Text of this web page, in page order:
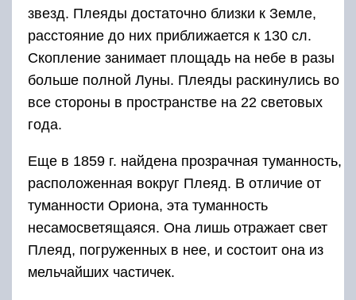
звезд. Плеяды достаточно близки к Земле,
расстояние до них приближается к 130 сл.
Скопление занимает площадь на небе в разы
больше полной Луны. Плеяды раскинулись во
все стороны в пространстве на 22 световых
года.
Еще в 1859 г. найдена прозрачная туманность,
расположенная вокруг Плеяд. В отличие от
туманности Ориона, эта туманность
несамосветящаяся. Она лишь отражает свет
Плеяд, погруженных в нее, и состоит она из
мельчайших частичек.